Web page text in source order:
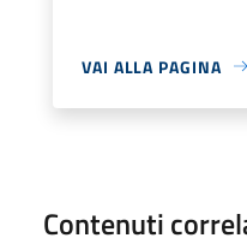
VAI ALLA PAGINA
Contenuti